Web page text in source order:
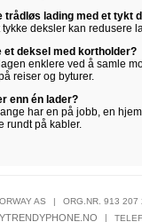
trådløs lading med et tykt
deksler kan redusere
et deksel med kortholder?
enklere ved å samle
reiser og byturer.
enn én lader?
har en på jobb, en
rundt på kabler.
AS | ORG.NR. 913 207
|